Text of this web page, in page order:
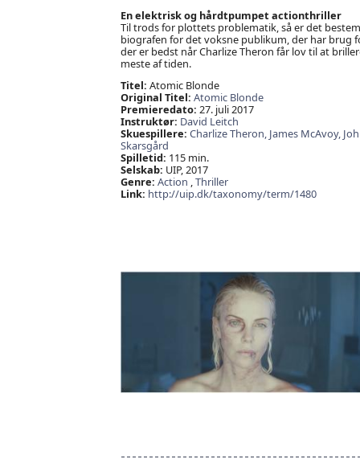
En elektrisk og hårdtpumpet actionthriller
Til trods for plottets problematik, så er det
biografen for det voksne publikum, der har brug
der er bedst når Charlize Theron får lov til at
meste af tiden.
Titel: Atomic Blonde
Original Titel: Atomic Blonde
Premieredato: 27. juli 2017
Instruktør: David Leitch
Skuespillere: Charlize Theron, James McAvoy,
Skarsgård
Spilletid: 115 min.
Selskab: UIP, 2017
Genre: Action ,Thriller
Link: http://uip.dk/taxonomy/term/1480